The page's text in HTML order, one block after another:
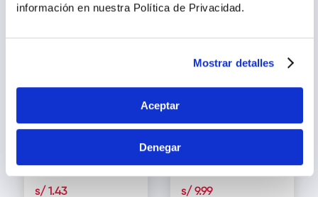
información en nuestra Política de Privacidad.
Mostrar detalles
Aceptar
Denegar
s/ 1.43 s/ 9.99